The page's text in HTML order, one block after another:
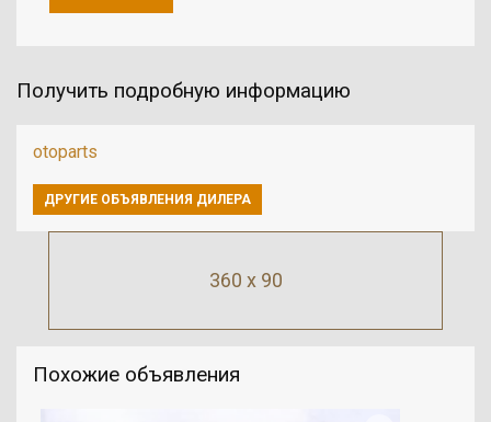
360 x 90
Похожие объявления
Получить подробную информацию
otoparts
ДРУГИЕ ОБЪЯВЛЕНИЯ ДИЛЕРА